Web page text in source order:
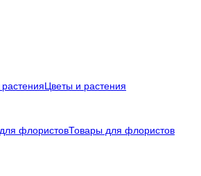
Цветы и растения
Товары для флористов